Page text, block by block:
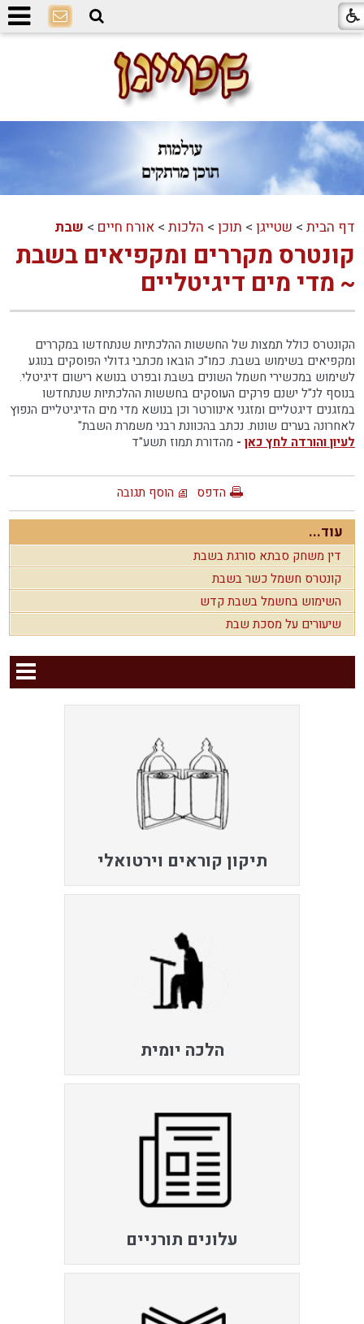
דף הבית > שטייגן > תוכן > הלכות >אורח חיים > שבת
קונטרס מקררים ומקפיאים בשבת
~ מדי מים דיגיטליים
הקונטרס כולל תמצות של החששות ההלכתיות שנתחדשו במקררים
ומקפיאים בשימוש בשבת. כמו"כ הובאו מכתבי גדולי הפוסקים בנוגע
לשימוש במכשירי חשמל השונים בשבת ובפרט בנושא רישום דיגיטלי.
בנוסף לנ"ל ישנם פרקים העוסקים בחששות ההלכתיות שנתחדשו
במזגנים דיגטליים ומזגני אינוורטר וכן בנושא מדי מים הדיגיטליים הנפוץ
לאחרונה בערים שונות. נכתב בהכוונת רבני משמרת השבת"
לעיון והורדה לחץ כאן - מהדורת תמוז תשע"ד
הדפס הוסף תגובה
עוד...
דין משחק סבתא סורגת בשבת
קונטרס חשמל כשר בשבת
השימוש בחשמל בשבת קדש
שיעורים על מסכת שבת
תיקון קוראים וירטואלי
הלכה יומית
עלונים תורניים